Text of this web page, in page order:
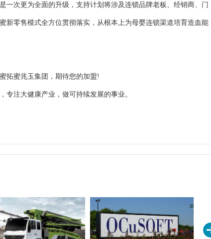
一次更为全面的升级，支持计划将涉及连锁品牌老板、经销商、门
新零售模式全方位贯彻落实，从根本上为母婴连锁渠道培育造血能
蜜兆玉集团，期待您的加盟!
注大健康产业，做可持续发展的事业。